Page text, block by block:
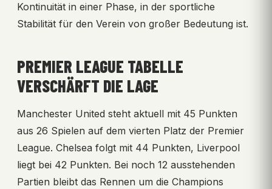
Kontinuität in einer Phase, in der sportliche
Stabilität für den Verein von großer Bedeutung ist.
PREMIER LEAGUE TABELLE
VERSCHÄRFT DIE LAGE
Manchester United steht aktuell mit 45 Punkten
aus 26 Spielen auf dem vierten Platz der Premier
League. Chelsea folgt mit 44 Punkten, Liverpool
liegt bei 42 Punkten. Bei noch 12 ausstehenden
Partien bleibt das Rennen um die Champions